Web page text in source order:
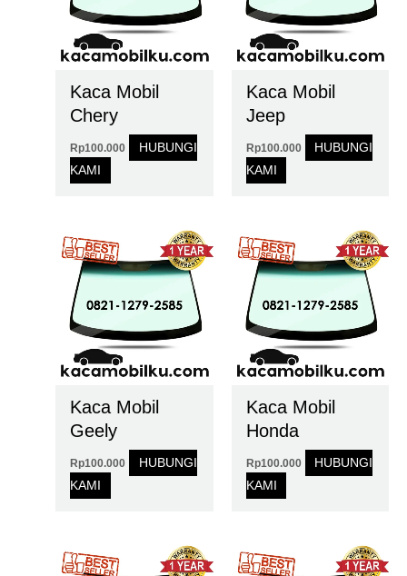
Kaca Mobil
Chery
Rp100.000
HUBUNGI
KAMI
Kaca Mobil
Jeep
Rp100.000
HUBUNGI
KAMI
Kaca Mobil
Geely
Rp100.000
HUBUNGI
KAMI
Kaca Mobil
Honda
Rp100.000
HUBUNGI
KAMI